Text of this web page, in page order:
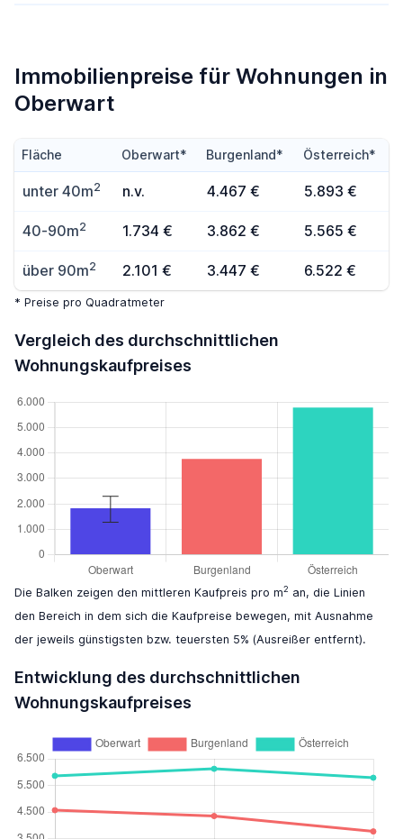
Immobilienpreise für Wohnungen in
Oberwart
Fläche Oberwart* Burgenland* Österreich*
unter 40m2 n.v. 4.467 € 5.893 €
40-90m2 1.734 € 3.862 € 5.565 €
über 90m2 2.101 € 3.447 € 6.522 €
* Preise pro Quadratmeter
Vergleich des durchschnittlichen
Wohnungskaufpreises
Die Balken zeigen den mittleren Kaufpreis pro m2 an, die Linien
den Bereich in dem sich die Kaufpreise bewegen, mit Ausnahme
der jeweils günstigsten bzw. teuersten 5% (Ausreißer entfernt).
Entwicklung des durchschnittlichen
Wohnungskaufpreises